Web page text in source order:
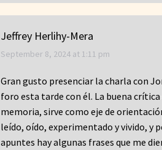
Jeffrey Herlihy-Mera
says:
September 8, 2024 at 1:11 pm
Gran gusto presenciar la charla con
foro esta tarde con él. La buena
memoria, sirve como eje de
leído, oído, experimentado y vivido, y
apuntes hay algunas frases que me